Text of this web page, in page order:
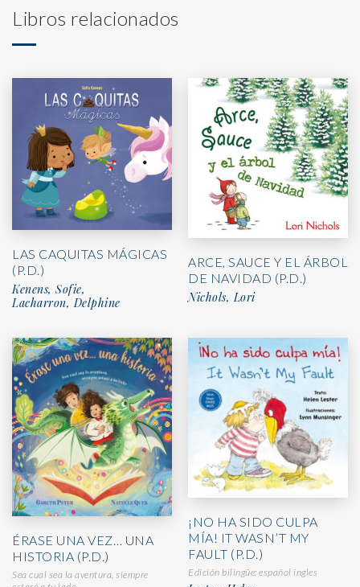
Libros relacionados
LAS CAQUITAS MÁGICAS
(P.D.)
Kenens, Sofie,
Lacharron, Delphine
ARCE, SAUCE Y EL ÁRBOL
DE NAVIDAD (P.D.)
Nichols, Lori
ÉRASE UNA VEZ… UNA
HISTORIA (P.D.)
Sea cual sea la aventura, siempre
¡NO HA SIDO CULPA
MÍA! IT WASN’T MY
FAULT (P.D.)
Edición bilingüe: español ingles